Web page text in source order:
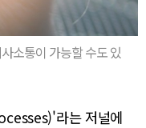
소통이 가능할 수도 있
라는 저널에